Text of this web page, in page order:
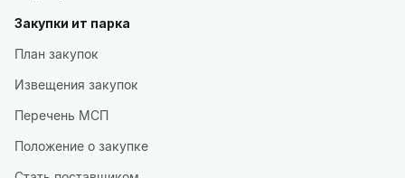
Закупки ит парка
План закупок
Извещения закупок
Перечень МСП
Положение о закупке